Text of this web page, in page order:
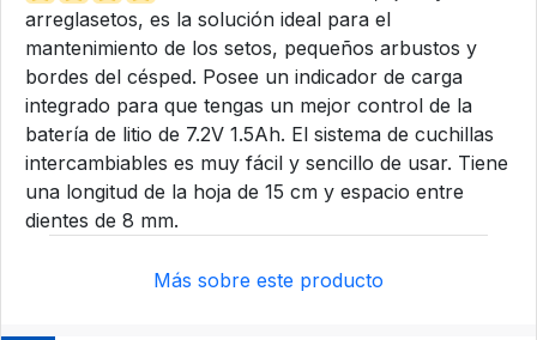
arreglasetos, es la solución ideal para el
mantenimiento de los setos, pequeños arbustos y
bordes del césped. Posee un indicador de carga
integrado para que tengas un mejor control de la
batería de litio de 7.2V 1.5Ah. El sistema de cuchillas
intercambiables es muy fácil y sencillo de usar. Tiene
una longitud de la hoja de 15 cm y espacio entre
dientes de 8 mm.
Más sobre este producto